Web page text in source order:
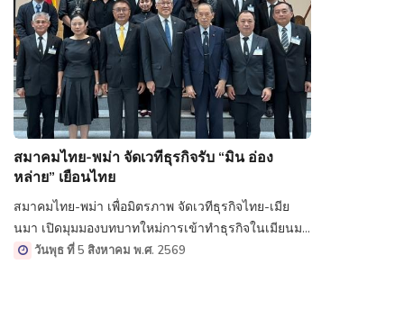
สมาคมไทย-พม่า จัดเวทีธุรกิจรับ “มิน อ่อง
หล่าย” เยือนไทย
สมาคมไทย-พม่า เพื่อมิตรภาพ จัดเวทีธุรกิจไทย-เมีย
นมา เปิดมุมมองบทบาทใหม่การเข้าทำธุรกิจในเมียนมา
ทั้งธุรกิจใหม่ โอกาสใหม่ และการเติบโตใหม่ พร้อมเปิด
วันพุธ ที่ 5 สิงหาคม พ.ศ. 2569